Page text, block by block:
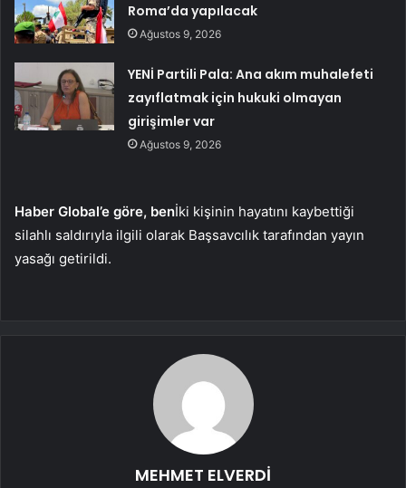
Roma’da yapılacak
Ağustos 9, 2026
YENİ Partili Pala: Ana akım muhalefeti
zayıflatmak için hukuki olmayan
girişimler var
Ağustos 9, 2026
Haber Global’e göre, benİki kişinin hayatını kaybettiği
silahlı saldırıyla ilgili olarak Başsavcılık tarafından yayın
yasağı getirildi.
MEHMET ELVERDİ